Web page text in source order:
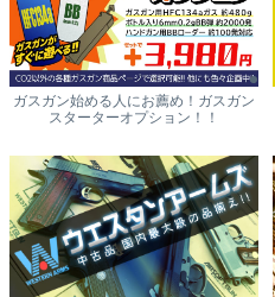
ガスガン始める人にお薦め！ガスガン
スターターオプション！！